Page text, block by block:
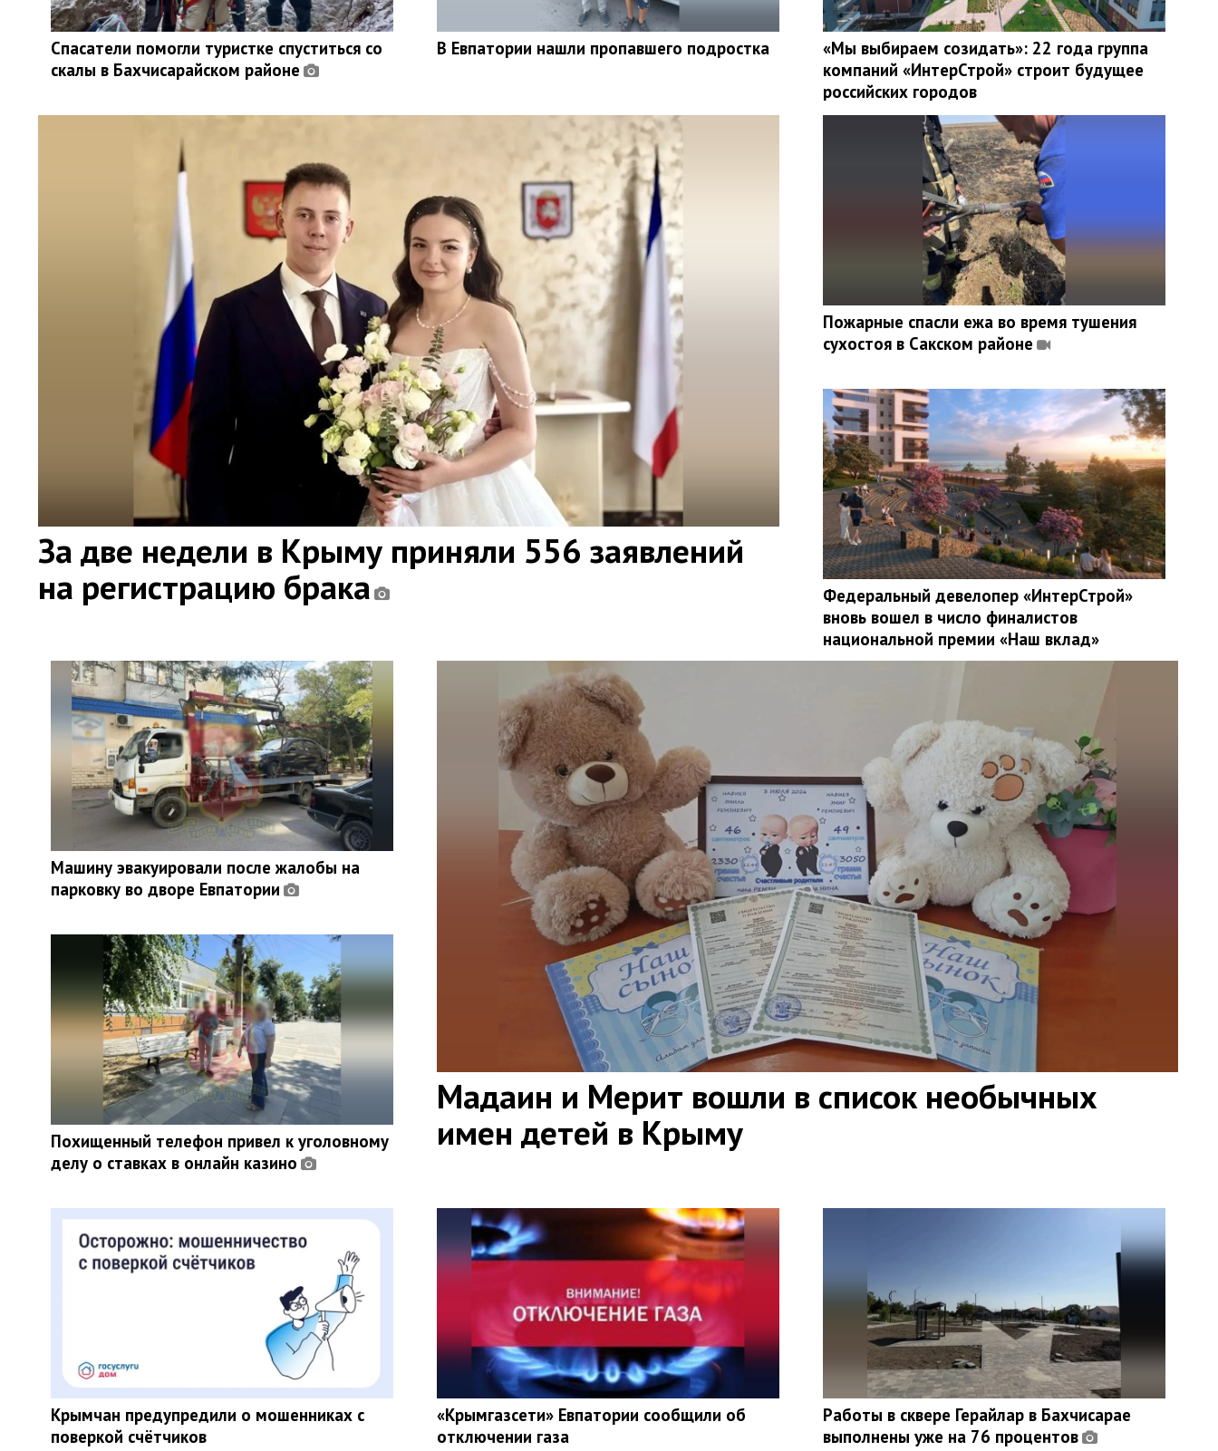
Спасатели помогли туристке спуститься со
скалы в Бахчисарайском районе
В Евпатории нашли пропавшего подростка
«Мы выбираем созидать»: 22 года группа
компаний «ИнтерСтрой» строит будущее
российских городов
За две недели в Крыму приняли 556 заявлений
на регистрацию брака
Пожарные спасли ежа во время тушения
сухостоя в Сакском районе
Федеральный девелопер «ИнтерСтрой»
вновь вошел в число финалистов
национальной премии «Наш вклад»
Мадаин и Мерит вошли в список необычных
имен детей в Крыму
Машину эвакуировали после жалобы на
парковку во дворе Евпатории
Похищенный телефон привел к уголовному
делу о ставках в онлайн казино
Крымчан предупредили о мошенниках с
поверкой счётчиков
«Крымгазсети» Евпатории сообщили об
отключении газа
Работы в сквере Герайлар в Бахчисарае
выполнены уже на 76 процентов